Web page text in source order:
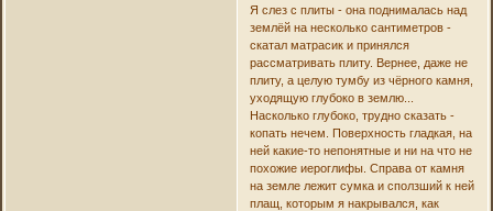
Я слез с плиты - она поднималась над
землёй на несколько сантиметров -
скатал матрасик и принялся
рассматривать плиту. Вернее, даже не
плиту, а целую тумбу из чёрного камня,
уходящую глубоко в землю...
Насколько глубоко, трудно сказать -
копать нечем. Поверхность гладкая, на
ней какие-то непонятные и ни на что не
похожие иероглифы. Справа от камня
на земле лежит сумка и сползший к ней
плащ, которым я накрывался, как